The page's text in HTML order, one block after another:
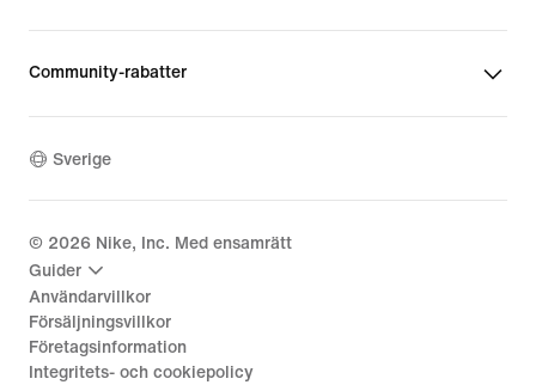
Community-rabatter
Sverige
© 2026 Nike, Inc. Med ensamrätt
Guider
Användarvillkor
Försäljningsvillkor
Företagsinformation
Integritets- och cookiepolicy